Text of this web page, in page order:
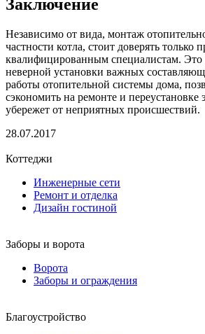
Заключение
Независимо от вида, монтаж
частности котла, стоит доверять только
квалифицированным специалистам. Это
неверной установки важных
работы отопительной системы дома,
сэкономить на ремонте и переустановке
убережет от неприятных происшествий.
28.07.2017
Коттеджи
Инженерные сети
Ремонт и отделка
Дизайн гостиной
Заборы и ворота
Ворота
Заборы и ограждения
Благоустройство